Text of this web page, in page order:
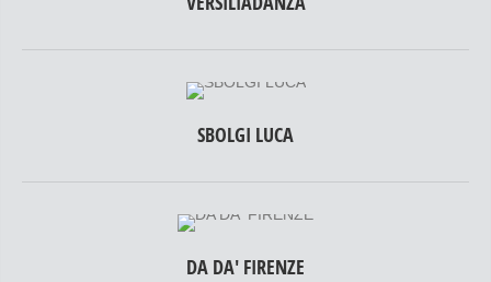
SBOLGI LUCA
DA DA' FIRENZE